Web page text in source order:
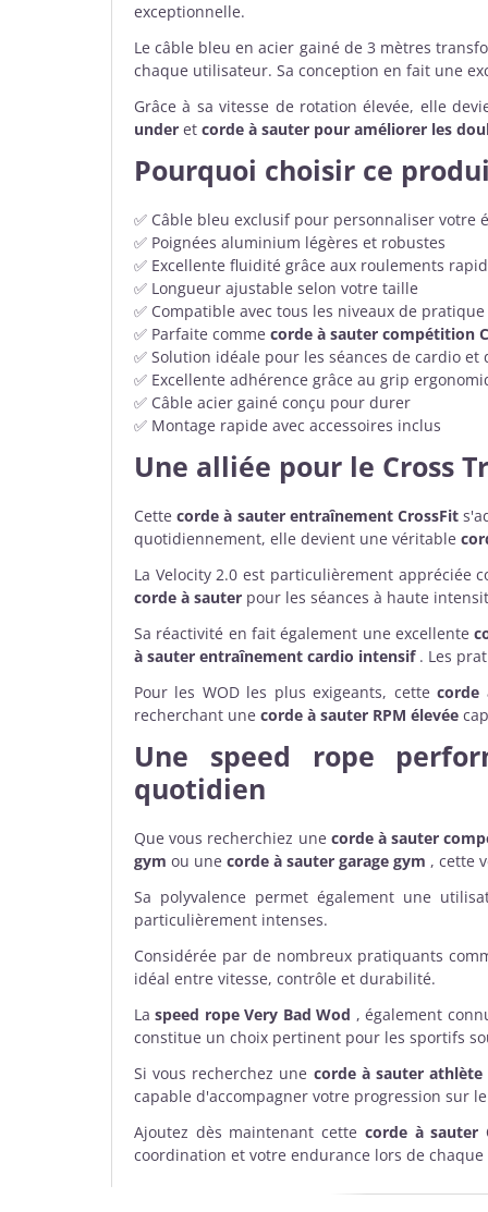
exceptionnelle.
Le câble bleu en acier gainé de 3 mètres
chaque utilisateur. Sa conception en fait une
Grâce à sa vitesse de rotation élevée, elle
under et corde à sauter pour améliorer les
Pourquoi choisir ce
✅ Câble bleu exclusif pour personnaliser votre
✅ Poignées aluminium légères et robustes
✅ Excellente fluidité grâce aux roulements
✅ Longueur ajustable selon votre taille
✅ Compatible avec tous les niveaux de pratique
✅ Parfaite comme corde à sauter compétition
✅ Solution idéale pour les séances de cardio et
✅ Excellente adhérence grâce au grip
✅ Câble acier gainé conçu pour durer
✅ Montage rapide avec accessoires inclus
Une alliée pour le Cross
Cettecorde à sauter entraînement CrossFit
quotidiennement, elle devient une véritable
La Velocity 2.0 est particulièrement appréciée
corde à sauter pour les séances à haute
Sa réactivité en fait également une excellente
à sauter entraînement cardio intensif. Les
Pour les WOD les plus exigeants, cettecorde
recherchant une corde à sauter RPM élevée
Une speed rope
quotidien
Que vous recherchiez une corde à sauter
gym ou une corde à sauter garage gym , cette
Sa polyvalence permet également une
particulièrement intenses.
Considérée par de nombreux pratiquants
idéal entre vitesse, contrôle et durabilité.
Laspeed rope Very Bad Wod , également
constitue un choix pertinent pour les sportifs
Si vous recherchez une corde à sauter athlète
capable d'accompagner votre progression sur
Ajoutez dès maintenant cette corde à sauter
coordination et votre endurance lors de chaque